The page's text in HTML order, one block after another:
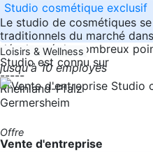
Studio cosmétique exclusif
Le studio de cosmétiques
traditionnels du marché
développé de nombreux
Studio est connu sur
-----
Rheinland-Pfalz
Loisirs & Wellness
jusqu'à 10 employés
Germersheim
Offre
Vente d'entreprise